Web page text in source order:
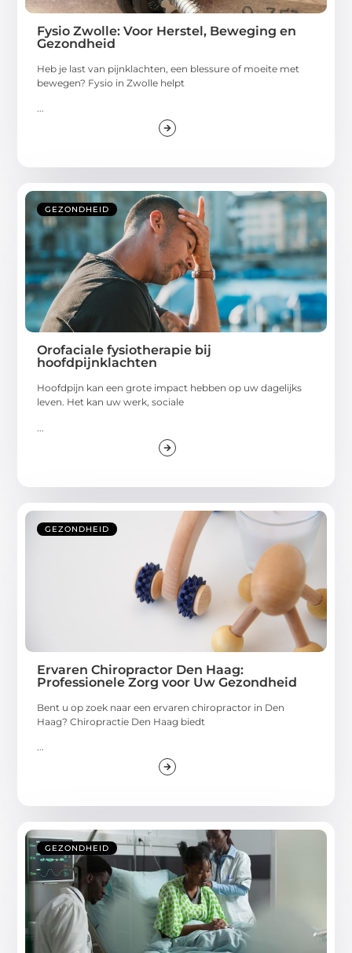
Fysio Zwolle: Voor Herstel, Beweging en
Gezondheid
Heb je last van pijnklachten, een blessure of moeite met
bewegen? Fysio in Zwolle helpt
...
GEZONDHEID
Orofaciale fysiotherapie bij
hoofdpijnklachten
Hoofdpijn kan een grote impact hebben op uw dagelijks
leven. Het kan uw werk, sociale
GEZONDHEID
Ervaren Chiropractor Den Haag:
Professionele Zorg voor Uw Gezondheid
Bent u op zoek naar een ervaren chiropractor in Den
Haag? Chiropractie Den Haag biedt
GEZONDHEID